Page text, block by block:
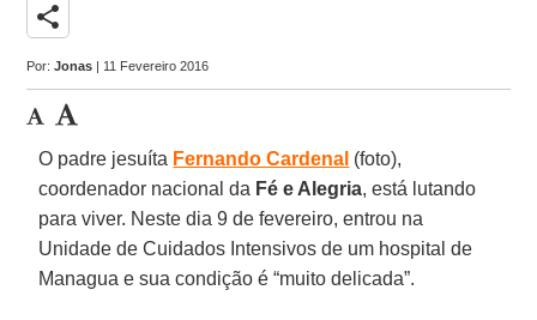
share
Por:Jonas | 11 Fevereiro 2016
O padre jesuíta Fernando Cardenal (foto),
coordenador nacional da Fé e Alegria, está lutando
para viver. Neste dia 9 de fevereiro, entrou na
Unidade de Cuidados Intensivos de um hospital de
Managua e sua condição é “muito delicada”.